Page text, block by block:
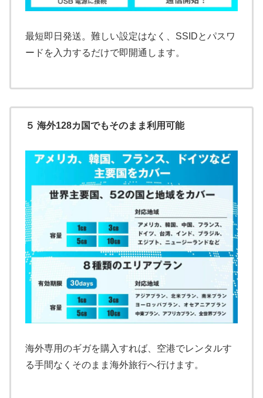
最短即日発送。難しい設定はなく、SSIDとパスワ
ードを入力するだけで即開通します。
５ 海外128カ国でもそのまま利用可能
海外専用のギガを購入すれば、空港でレンタルす
る手間なくそのまま海外旅行へ行けます。